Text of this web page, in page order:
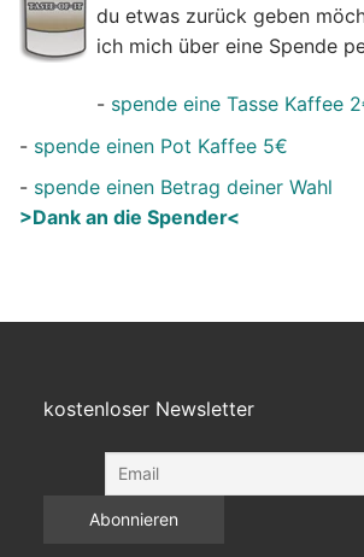
du etwas zurück geben
ich mich über eine Spende
- spende eine Tasse Kaffee
- spende einen Pot Kaffee 5€
- spende einen Betrag deiner Wahl
>Dank an die Spender<
kostenloser Newsletter